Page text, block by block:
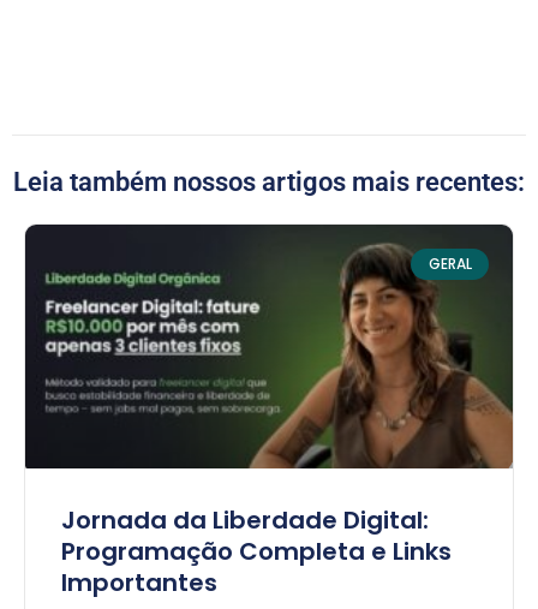
Leia também nossos artigos mais recentes:
GERAL
Jornada da Liberdade Digital:
Programação Completa e Links
Importantes